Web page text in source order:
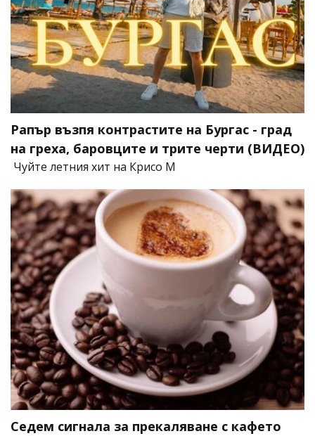
Рапър възпя контрастите на Бургас - град
на греха, баровците и трите черти (ВИДЕО)
Чуйте летния хит на Крисо М
Седем сигнала за прекаляване с кафето